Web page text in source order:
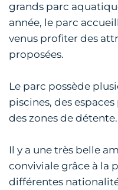
grands parc
année, le parc
venus profiter des
proposées.
Le parc possède
piscines, des
des zones de détente.
Il y a une très belle
conviviale grâce à la
différentes